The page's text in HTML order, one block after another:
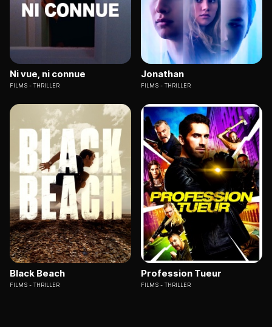
Ni vue, ni connue
FILMS THRILLER
Jonathan
FILMS THRILLER
Black Beach
FILMS THRILLER
Profession Tueur
FILMS THRILLER